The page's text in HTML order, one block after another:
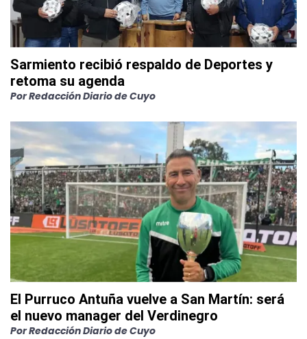
Sarmiento recibió respaldo de Deportes y
retoma su agenda
PorRedacción Diario de Cuyo
El Purruco Antuña vuelve a San Martín: será
el nuevo manager del Verdinegro
PorRedacción Diario de Cuyo